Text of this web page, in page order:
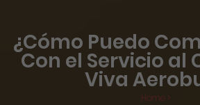
¿Cómo Puedo
Con el Servicio al
Viva
Home >